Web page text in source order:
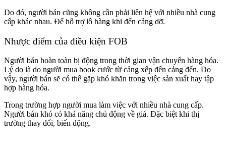
Do đó, người bán cũng không cần phải liên hệ với nhiều nhà cung
cấp khác nhau. Để hỗ trợ lô hàng khi đến cảng dỡ.
Nhược điểm của điều kiện FOB
Người bán hoàn toàn bị động trong thời gian vận chuyển hàng hóa.
Lý do là do người mua book cước từ cảng xếp đến cảng đến. Do
vậy, người bán sẽ có thể gặp khó khăn trong việc sản xuất hay tập
hợp hàng hóa.
Trong trường hợp người mua làm việc với nhiều nhà cung cấp.
Người bán khó có khả năng chủ động về giá. Đặc biệt khi thị
trường thay đổi, biến động.